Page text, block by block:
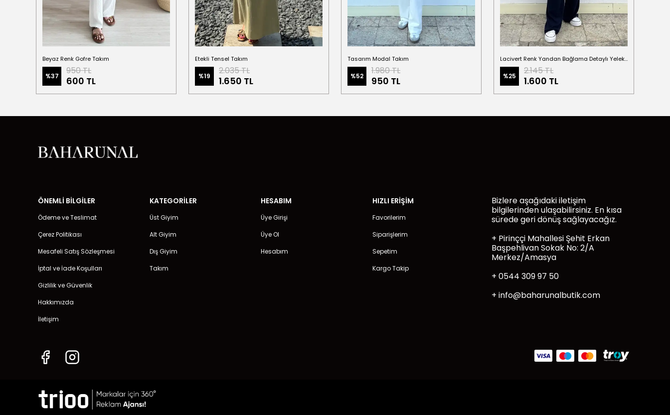
Beyaz Renk Gofre Takım
%37 950 TL
600 TL
Etekli Tensel Takım
%19 2.035 TL
1.650 TL
Tasarım Modal Takım
%52 1.980 TL
950 TL
Lacivert Renk Yandan Bağlama Detaylı Yelekli Keten Takım
%25 2.145 TL
1.600 TL
ÖNEMLİ BİLGİLER
Ödeme ve Teslimat
Çerez Politikası
Mesafeli Satış Sözleşmesi
İptal ve İade Koşulları
Gizlilik ve Güvenlik
Hakkımızda
İletişim
KATEGORİLER
Üst Giyim
Alt Giyim
Dış Giyim
Takım
HESABIM
Üye Girişi
Üye Ol
Hesabım
HIZLI ERİŞİM
Favorilerim
Siparişlerim
Sepetim
Kargo Takip
Bizlere aşağıdaki iletişim
bilgilerinden ulaşabilirsiniz. En kısa
sürede geri dönüş sağlayacağız.
+ Pirinççi Mahallesi Şehit Erkan
Başpehlivan Sokak No: 2/A
Merkez/Amasya
+ 0544 309 97 50
+ info@baharunalbutik.com